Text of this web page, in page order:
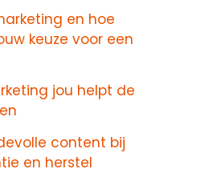
en hoe
keuze voor een
jou helpt de
content bij
en herstel